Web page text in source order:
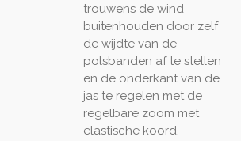
trouwens de wind
buitenhouden door zelf
de wijdte van de
polsbanden af te stellen
en de onderkant van de
jas te regelen met de
regelbare zoom met
elastische koord.